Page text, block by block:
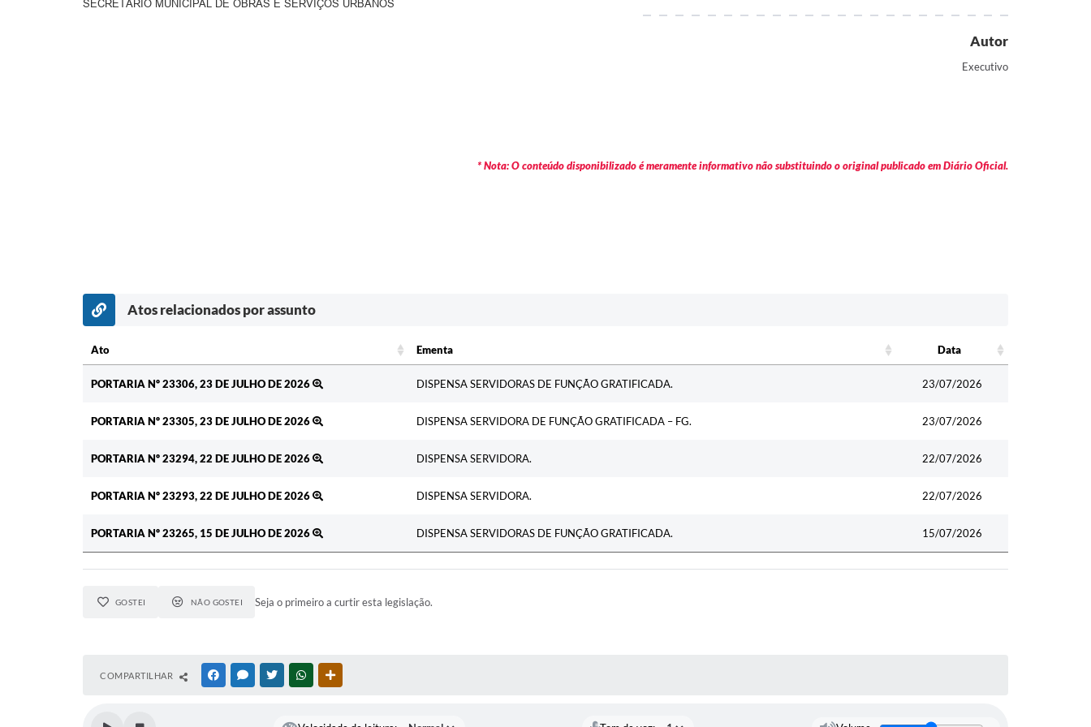
SECRETÁRIO MUNICIPAL DE OBRAS E SERVIÇOS URBANOS
Autor
Executivo
* Nota: O conteúdo disponibilizado é meramente informativo não substituindo o original publicado em Diário Oficial.
Atos relacionados por assunto
Ato Ementa
Data
PORTARIA Nº 23306, 23 DE JULHO DE 2026
DISPENSA SERVIDORAS DE FUNÇÃO GRATIFICADA. 23/07/2026
PORTARIA Nº 23305, 23 DE JULHO DE 2026 DISPENSA SERVIDORA DE FUNÇÃO GRATIFICADA – FG. 23/07/2026
PORTARIA Nº 23294, 22 DE JULHO DE 2026 DISPENSA SERVIDORA. 22/07/2026
PORTARIA Nº 23293, 22 DE JULHO DE 2026 DISPENSA SERVIDORA. 22/07/2026
PORTARIA Nº 23265, 15 DE JULHO DE 2026 DISPENSA SERVIDORAS DE FUNÇÃO GRATIFICADA. 15/07/2026
GOSTEI NÃO GOSTEI Seja o primeiro a curtir esta legislação.
COMPARTILHAR FACEBOOKMESSENGER
TWITTERWHATSAPP